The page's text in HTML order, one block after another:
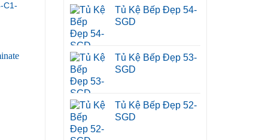
Tủ Kệ Bếp Đẹp 54-
SGD
Tủ Kệ Bếp Đẹp 53-
SGD
Tủ Kệ Bếp Đẹp 52-
SGD
C1-